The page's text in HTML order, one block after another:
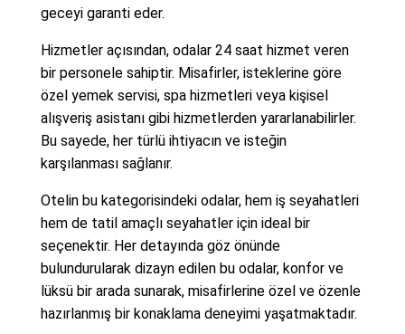
geceyi garanti eder.
Hizmetler açısından, odalar 24 saat hizmet veren
bir personele sahiptir. Misafirler, isteklerine göre
özel yemek servisi, spa hizmetleri veya kişisel
alışveriş asistanı gibi hizmetlerden yararlanabilirler.
Bu sayede, her türlü ihtiyacın ve isteğin
karşılanması sağlanır.
Otelin bu kategorisindeki odalar, hem iş seyahatleri
hem de tatil amaçlı seyahatler için ideal bir
seçenektir. Her detayında göz önünde
bulundurularak dizayn edilen bu odalar, konfor ve
lüksü bir arada sunarak, misafirlerine özel ve özenle
hazırlanmış bir konaklama deneyimi yaşatmaktadır.